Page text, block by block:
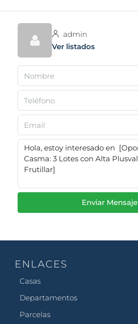
admin
Ver listados
Enviar Mensaje
ENLACES
Casas
Departamentos
Parcelas